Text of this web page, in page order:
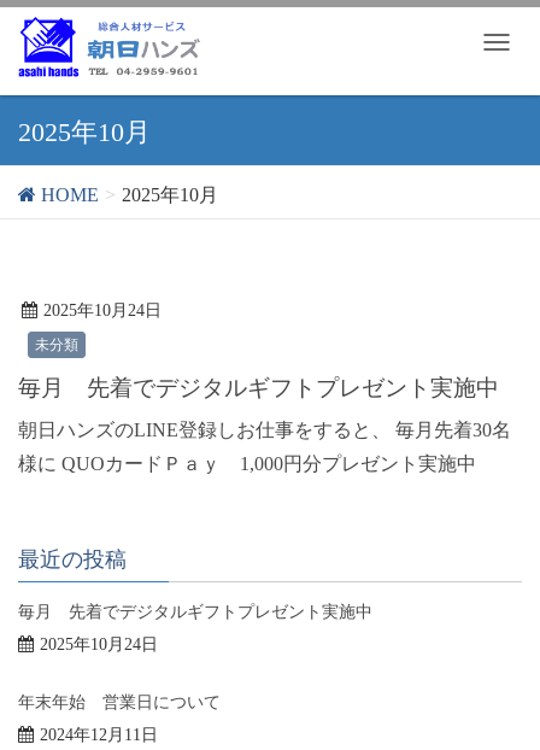
T
g
i
o
n
2025年10月
HOME 2025年10月
2025年10月24日
未分類
毎月 先着でデジタルギフトプレゼント実施中
朝日ハンズのLINE登録しお仕事をすると、 毎月先着30名
様に QUOカードＰａｙ 1,000円分プレゼント実施中
最近の投稿
毎月 先着でデジタルギフトプレゼント実施中
2025年10月24日
年末年始 営業日について
2024年12月11日